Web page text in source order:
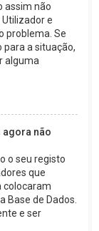
assim não
e
problema. Se
a situação,
alguma
agora não
o seu registo
que
colocaram
Base de Dados.
e ser